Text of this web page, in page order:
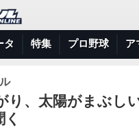
タ 特集 プロ野球 ア
り、太陽がまぶし